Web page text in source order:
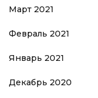
Март 2021
Февраль 2021
Январь 2021
Декабрь 2020